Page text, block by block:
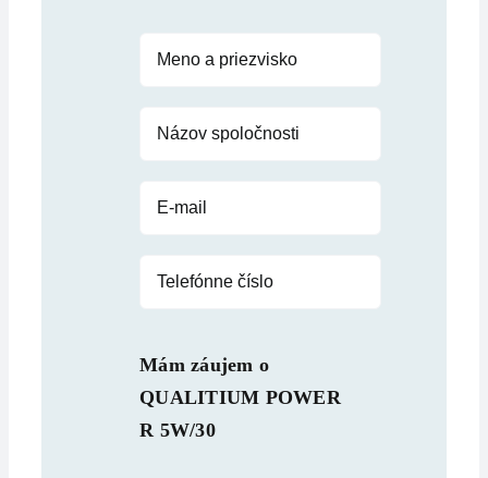
Mám záujem o
QUALITIUM POWER
R 5W/30